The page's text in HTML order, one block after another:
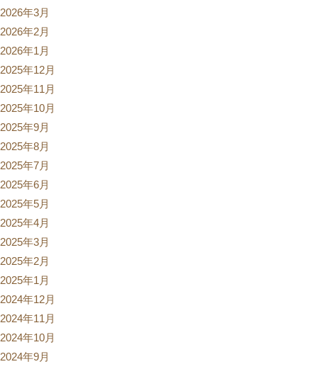
2026年3月
2026年2月
2026年1月
2025年12月
2025年11月
2025年10月
2025年9月
2025年8月
2025年7月
2025年6月
2025年5月
2025年4月
2025年3月
2025年2月
2025年1月
2024年12月
2024年11月
2024年10月
2024年9月